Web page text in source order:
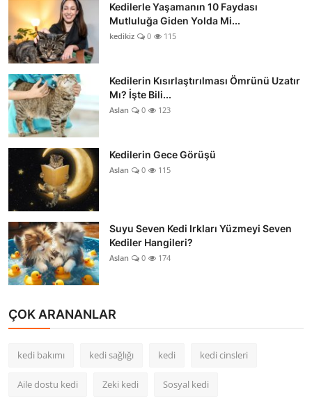
Kedilerle Yaşamanın 10 Faydası
Mutluluğa Giden Yolda Mi...
kedikiz 0 115
Kedilerin Kısırlaştırılması Ömrünü Uzatır
Mı? İşte Bili...
Aslan 0 123
Kedilerin Gece Görüşü
Aslan 0 115
Suyu Seven Kedi Irkları Yüzmeyi Seven
Kediler Hangileri?
Aslan 0 174
ÇOK ARANANLAR
kedi bakımı kedi sağlığı kedi kedi cinsleri
Aile dostu kedi Zeki kedi Sosyal kedi